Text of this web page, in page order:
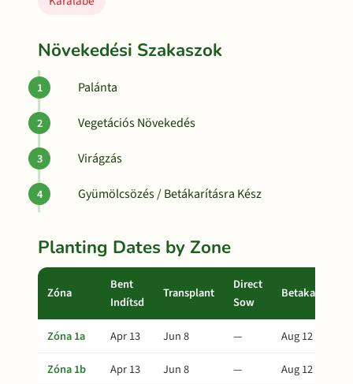
Növekedési Szakaszok
Palánta
Vegetációs Növekedés
Virágzás
Gyümölcsözés / Betákarításra Kész
Planting Dates by Zone
Zóna
Bent
Indítsd
Transplant
Direct
Sow
Betakarítás
Zóna 1a Apr 13 Jun 8 —
Aug 12
Zóna 1b
Apr 13 Jun 8 —
Aug 12